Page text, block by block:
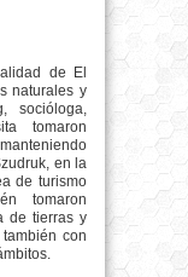
de El
naturales y
socióloga,
tomaron
en la
de turismo
tomaron
de tierras y
con